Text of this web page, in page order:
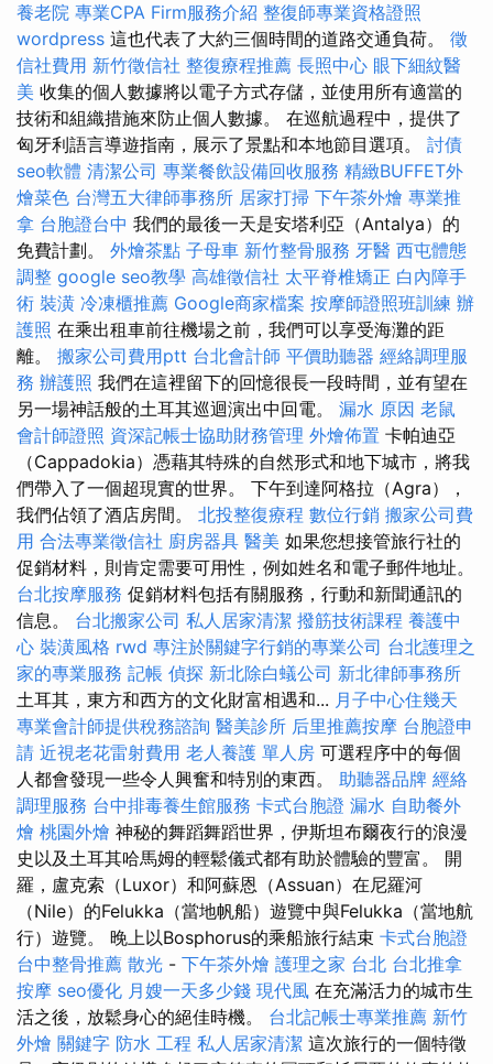
養老院 專業CPA Firm服務介紹 整復師專業資格證照
wordpress 這也代表了大約三個時間的道路交通負荷。 徵
信社費用 新竹徵信社 整復療程推薦 長照中心 眼下細紋醫
美 收集的個人數據將以電子方式存儲，並使用所有適當的
技術和組織措施來防止個人數據。 在巡航過程中，提供了
匈牙利語言導遊指南，展示了景點和本地節目選項。 討債
seo軟體 清潔公司 專業餐飲設備回收服務 精緻BUFFET外
燴菜色 台灣五大律師事務所 居家打掃 下午茶外燴 專業推
拿 台胞證台中 我們的最後一天是安塔利亞（Antalya）的
免費計劃。 外燴茶點 子母車 新竹整骨服務 牙醫 西屯體態
調整 google seo教學 高雄徵信社 太平脊椎矯正 白內障手
術 裝潢 冷凍櫃推薦 Google商家檔案 按摩師證照班訓練 辦
護照 在乘出租車前往機場之前，我們可以享受海灘的距
離。 搬家公司費用ptt 台北會計師 平價助聽器 經絡調理服
務 辦護照 我們在這裡留下的回憶很長一段時間，並有望在
另一場神話般的土耳其巡迴演出中回電。 漏水 原因 老鼠
會計師證照 資深記帳士協助財務管理 外燴佈置 卡帕迪亞
（Cappadokia）憑藉其特殊的自然形式和地下城市，將我
們帶入了一個超現實的世界。 下午到達阿格拉（Agra），
我們佔領了酒店房間。 北投整復療程 數位行銷 搬家公司費
用 合法專業徵信社 廚房器具 醫美 如果您想接管旅行社的
促銷材料，則肯定需要可用性，例如姓名和電子郵件地址。
台北按摩服務 促銷材料包括有關服務，行動和新聞通訊的
信息。 台北搬家公司 私人居家清潔 撥筋技術課程 養護中
心 裝潢風格 rwd 專注於關鍵字行銷的專業公司 台北護理之
家的專業服務 記帳 偵探 新北除白蟻公司 新北律師事務所
土耳其，東方和西方的文化財富相遇和... 月子中心住幾天
專業會計師提供稅務諮詢 醫美診所 后里推薦按摩 台胞證申
請 近視老花雷射費用 老人養護 單人房 可選程序中的每個
人都會發現一些令人興奮和特別的東西。 助聽器品牌 經絡
調理服務 台中排毒養生館服務 卡式台胞證 漏水 自助餐外
燴 桃園外燴 神秘的舞蹈舞蹈世界，伊斯坦布爾夜行的浪漫
史以及土耳其哈馬姆的輕鬆儀式都有助於體驗的豐富。 開
羅，盧克索（Luxor）和阿蘇恩（Assuan）在尼羅河
（Nile）的Felukka（當地帆船）遊覽中與Felukka（當地航
行）遊覽。 晚上以Bosphorus的乘船旅行結束 卡式台胞證
台中整骨推薦 散光 - 下午茶外燴 護理之家 台北 台北推拿
按摩 seo優化 月嫂一天多少錢 現代風 在充滿活力的城市生
活之後，放鬆身心的絕佳時機。 台北記帳士專業推薦 新竹
外燴 關鍵字 防水 工程 私人居家清潔 這次旅行的一個特徵